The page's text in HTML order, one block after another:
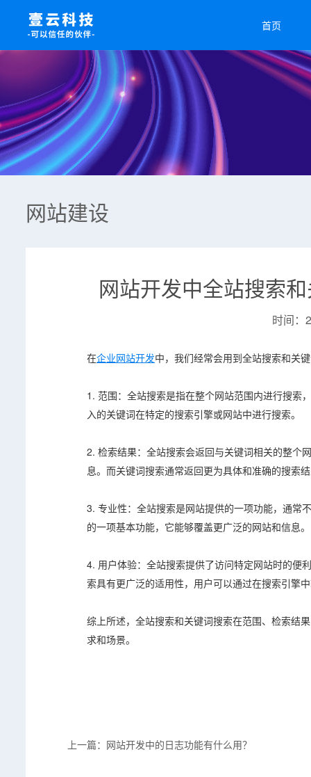
首页
网站建设
网站开发中全站搜索
时间：
在企业网站开发中，我们经常会用到全站搜索和关
1. 范围：全站搜索是指在整个网站范围内进行搜索
入的关键词在特定的搜索引擎或网站中进行搜索。
2. 检索结果：全站搜索会返回与关键词相关的整个
息。而关键词搜索通常返回更为具体和准确的搜索
3. 专业性：全站搜索是网站提供的一项功能，通常
的一项基本功能，它能够覆盖更广泛的网站和信息。
4. 用户体验：全站搜索提供了访问特定网站时的便
索具有更广泛的适用性，用户可以通过在搜索引擎
综上所述，全站搜索和关键词搜索在范围、检索结
求和场景。
上一篇：网站开发中的日志功能有什么用？